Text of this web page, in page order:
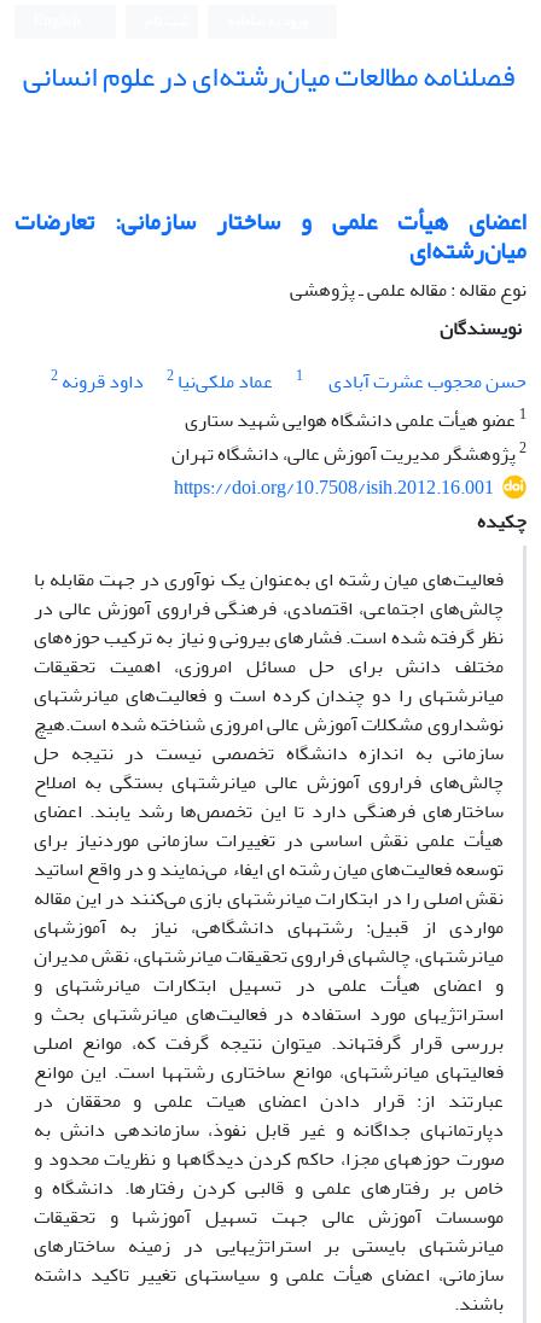
فصلنامه مطالعات میان‌رشته‌ای در علوم انسانی
اعضای هیأت علمی و ساختار سازمانی: تعارضات
میان‌رشته‌‏ای
نوع مقاله : مقاله علمی ـ پژوهشی
نویسندگان
حسن محجوب عشرت آبادی
1 عماد ملکی‌نیا2 داود قرونه2
1 عضو هیأت علمی دانشگاه هوایی شهید ستاری
2پژوهشگر مدیریت آموزش عالی، دانشگاه تهران
https://doi.org/10.7508/isih.2012.16.001
چکیده
فعالیت‌های میان‏ رشته ‏ای به‌عنوان یک نوآوری در جهت مقابله با
چالش‌های اجتماعی، اقتصادی، فرهنگی فراروی آموزش عالی در
نظر گرفته شده است. فشارهای بیرونی و نیاز به ترکیب حوزه‌های
مختلف دانش برای حل مسائل امروزی، اهمیت تحقیقات
میان‏رشته‏ای را دو چندان کرده است و فعالیت‌های میان‏رشته‏ای
نوشداروی مشکلات آموزش عالی امروزی شناخته شده است.هیچ
سازمانی به اندازه دانشگاه تخصصی نیست در نتیجه حل
چالش‌های فراروی آموزش عالی میان‏رشته‏ای بستگی به اصلاح
ساختارهای فرهنگی دارد تا این تخصص‌ها رشد ‌یابند. اعضای
هیأت علمی نقش اساسی در تغییرات سازمانی موردنیاز برای
توسعه فعالیت‌های میان‏ رشته ‏ای ایفاء می‌نمایند و در واقع اساتید
نقش اصلی را در ابتکارات میان‏رشته‏ای بازی می‌کنند در این مقاله
مواردی از قبیل: رشته‏های دانشگاهی، نیاز به آموزش‏های
میان‏رشته‏ای، چالش‏های فراروی تحقیقات میان‏رشته‏ای، نقش مدیران
و اعضای هیأت علمی در تسهیل ابتکارات میان‏رشته‏ای و
استراتژی‏های مورد استفاده در فعالیت‌های میان‏رشته‏ای بحث و
بررسی قرار گرفته‏اند‏. می‏توان نتیجه گرفت که، موانع اصلی
فعالیت‏های میان‏رشته‏ای، موانع ساختاری رشته‏ها است. این موانع
عبارتند از: قرار دادن اعضای هیات علمی و محققان در
دپارتمان‏های جداگانه و غیر قابل نفوذ، سازماندهی دانش به
صورت حوزه‏های مجزا، حاکم کردن دیدگاه‏ها و نظریات محدود و
خاص بر رفتارهای علمی و قالبی کردن رفتارها. دانشگاه و
موسسات آموزش عالی جهت تسهیل آموزش‏ها و تحقیقات
میان‏رشته‏ای بایستی بر استراتژی‏هایی در زمینه ساختارهای
سازمانی، اعضای هیأت علمی و سیاست‏های تغییر تاکید داشته
باشند.